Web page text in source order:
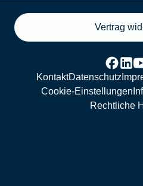
Vertrag
KontaktDatenschutz
Cookie-Einstellungen
Rechtliche